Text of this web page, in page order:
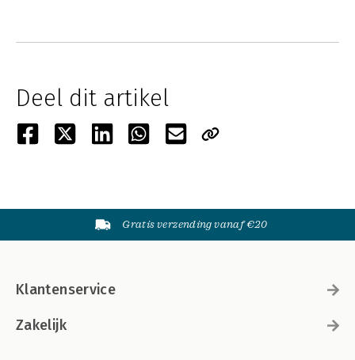
Deel dit artikel
Gratis verzending vanaf €20
Klantenservice
Zakelijk